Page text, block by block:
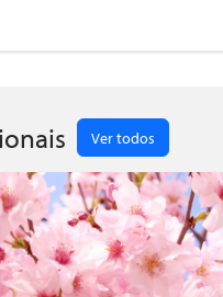
Ver todos